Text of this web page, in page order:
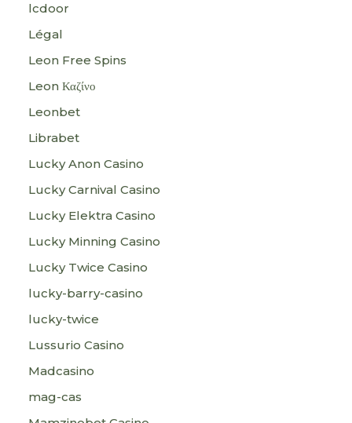
lcdoor
Légal
Leon Free Spins
Leon Καζίνο
Leonbet
Librabet
Lucky Anon Casino
Lucky Carnival Casino
Lucky Elektra Casino
Lucky Minning Casino
Lucky Twice Casino
lucky-barry-casino
lucky-twice
Lussurio Casino
Madcasino
mag-cas